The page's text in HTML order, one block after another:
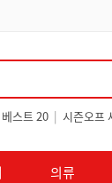
베스트 20 | 시즌오프
의류